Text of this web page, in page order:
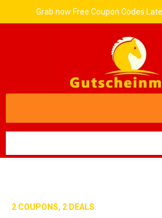
Grab now Free Coupon Codes
2 COUPONS, 2 DEALS